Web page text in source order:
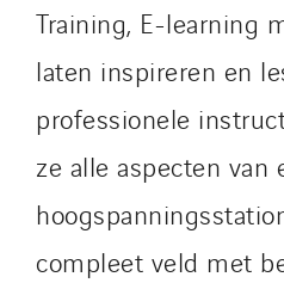
Training, E-learning
laten inspireren en
professionele
ze alle aspecten van
compleet veld met
Process Energy
Provelec Sud
Qivy
Qivy Habitat
Qivy Tertiaire
Roiret Energies
Roiret Transport